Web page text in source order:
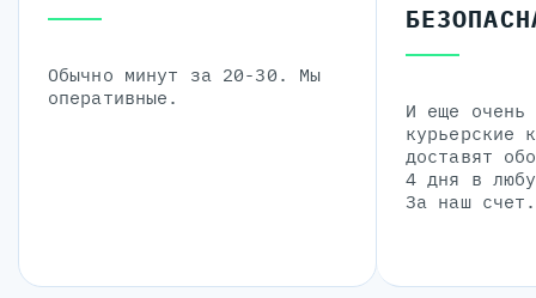
Обычно минут за 20-30. Мы
оперативные.
И еще очень
курьерские
доставят
4 дня в
За наш счет.